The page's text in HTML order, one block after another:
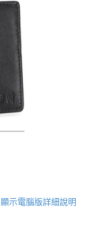
顯示電腦版詳細說明